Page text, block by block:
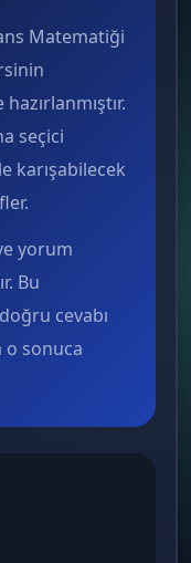
Matematiği
seçici
karışabilecek
yorum
Bu
cevabı
o sonuca